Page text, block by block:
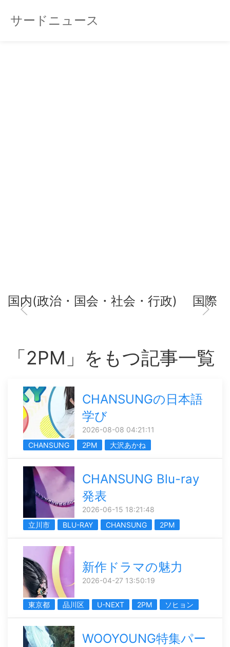
サードニュース
国内(政治・国会・社会・行政) 国際
「2PM」をもつ記事一覧
CHANSUNGの日本語
学び
2026-08-08 04:21:11
CHANSUNG
2PM 大沢あかね
CHANSUNG Blu-ray
発表
2026-06-15 18:21:48
立川市
BLU-RAY CHANSUNG 2PM
新作ドラマの魅力
2026-04-27 13:50:19
東京都 品川区 U-NEXT 2PM ソヒョン
WOOYOUNG特集パー